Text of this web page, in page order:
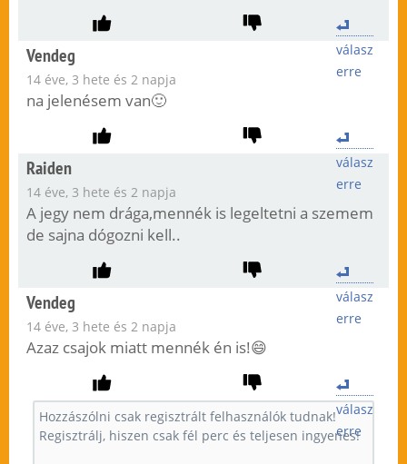
válasz
erre
Vendeg
14 éve, 3 hete és 2 napja
na jelenésem van🙂
válasz
erre
Raiden
14 éve, 3 hete és 2 napja
A jegy nem drága,mennék is legeltetni a szemem
de sajna dógozni kell..
válasz
erre
Vendeg
14 éve, 3 hete és 2 napja
Azaz csajok miatt mennék én is!😄
válasz
erre